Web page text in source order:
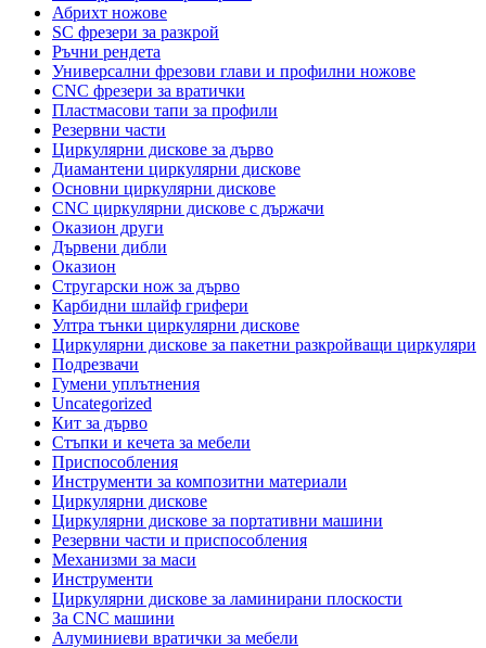
Абрихт ножове
SC фрезери за разкрой
Ръчни рендета
Универсални фрезови глави и профилни ножове
CNC фрезери за вратички
Пластмасови тапи за профили
Резервни части
Циркулярни дискове за дърво
Диамантени циркулярни дискове
Основни циркулярни дискове
CNC циркулярни дискове с държачи
Оказион други
Дървени дибли
Оказион
Стругарски нож за дърво
Карбидни шлайф грифери
Ултра тънки циркулярни дискове
Циркулярни дискове за пакетни разкройващи циркуляри
Подрезвачи
Гумени уплътнения
Uncategorized
Кит за дърво
Стъпки и кечета за мебели
Приспособления
Инструменти за композитни материали
Циркулярни дискове
Циркулярни дискове за портативни машини
Резервни части и приспособления
Механизми за маси
Инструменти
Циркулярни дискове за ламинирани плоскости
За CNC машини
Алуминиеви вратички за мебели